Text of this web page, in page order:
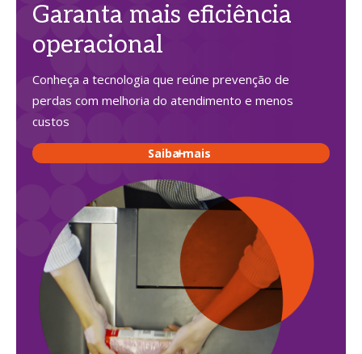
Garanta mais eficiência
operacional
Conheça a tecnologia que reúne prevenção de
perdas com melhoria do atendimento e menos
custos
Saiba mais